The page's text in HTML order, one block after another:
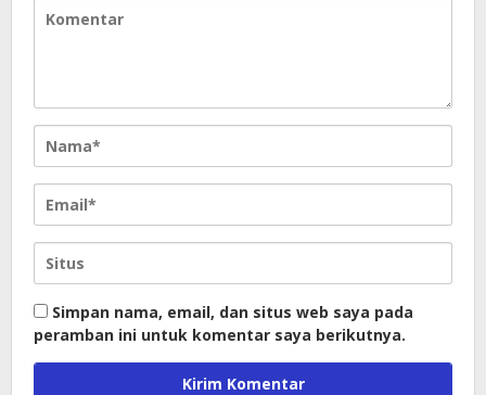
Simpan nama, email, dan situs web saya pada
peramban ini untuk komentar saya berikutnya.